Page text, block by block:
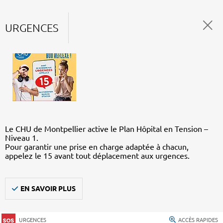
URGENCES
Le CHU de Montpellier active le Plan Hôpital en Tension –
Niveau 1.
Pour garantir une prise en charge adaptée à chacun,
appelez le 15 avant tout déplacement aux urgences.
EN SAVOIR PLUS
URGENCES ACCÈS RAPIDES